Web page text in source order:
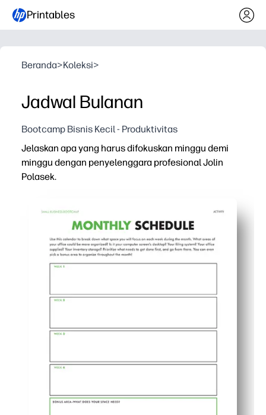
Printables
Beranda>Koleksi>
Jadwal Bulanan
Bootcamp Bisnis Kecil - Produktivitas
Jelaskan apa yang harus difokuskan minggu demi
minggu dengan penyelenggara profesional Jolin
Polasek.